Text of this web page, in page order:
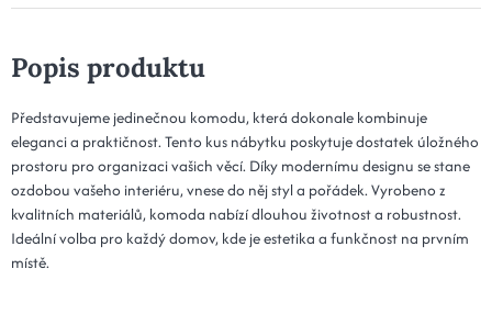
Popis produktu
Představujeme jedinečnou komodu, která dokonale kombinuje
eleganci a praktičnost. Tento kus nábytku poskytuje dostatek úložného
prostoru pro organizaci vašich věcí. Díky modernímu designu se stane
ozdobou vašeho interiéru, vnese do něj styl a pořádek. Vyrobeno z
kvalitních materiálů, komoda nabízí dlouhou životnost a robustnost.
Ideální volba pro každý domov, kde je estetika a funkčnost na prvním
místě.